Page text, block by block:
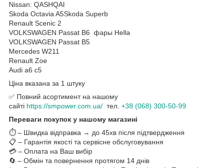
Nissan: QASHQAI
Skoda Octavia A5Skoda Superb
Renault Scenic 2
VOLKSWAGEN Passat B6 фары Hella
VOLKSWAGEN Passat B5
Mercedes W211
Renault Zoe
Audi a6 c5
Ціна вказана за 1 штуку
✅ Повний асортимент на нашому
сайті https://smpower.com.ua/ тел. +38 (068) 300-50-99
Переваги покупок у нашому магазині
⏱️ – Швидка відправка → до 45хв після підтвердження
📋 – Гарантія якості та сервісне обслуговування
💳 – Оплата на Ваш вибір
🔄 – Обмін та повернення протягом 14 днів